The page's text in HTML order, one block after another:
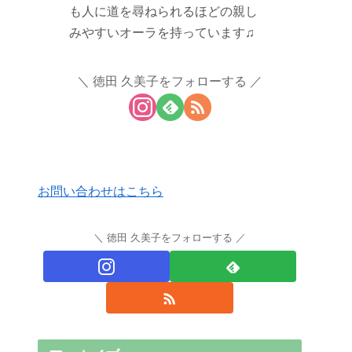
も人に道を尋ねられるほどの親し
みやすいオーラを持っています♫
徳田 久美子をフォローする
お問い合わせはこちら
徳田 久美子をフォローする